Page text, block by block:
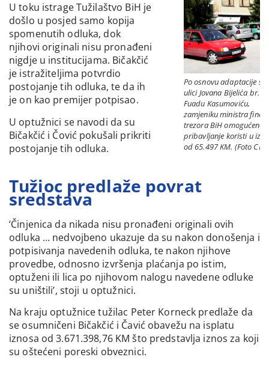
Po osnovu adaptacije
ulici Jovana Bijelića br.
Fuadu Kasumoviću,
zamjeniku ministra
trezora BiH omogućeno
pribavljanje koristi u
od 65.497 KM. (Foto CIN)
U toku istrage Tužilaštvo BiH je
došlo u posjed samo kopija
spomenutih odluka, dok
njihovi originali nisu pronađeni
nigdje u institucijama. Bičakčić
je istražiteljima potvrdio
postojanje tih odluka, te da ih
je on kao premijer potpisao.
U optužnici se navodi da su
Bičakčić i Čović pokušali prikriti
postojanje tih odluka.
Tužioc predlaže povrat
sredstava
‘Činjenica da nikada nisu pronađeni originali ovih
odluka … nedvojbeno ukazuje da su nakon donošenja i
potpisivanja navedenih odluka, te nakon njihove
provedbe, odnosno izvršenja plaćanja po istim,
optuženi ili lica po njihovom nalogu navedene odluke
su uništili’, stoji u optužnici.
Na kraju optužnice tužilac Peter Korneck predlaže da
se osumničeni Bičakčić i Čavić obavežu na isplatu
iznosa od 3.671.398,76 KM što predstavlja iznos za koji
su oštećeni poreski obveznici.